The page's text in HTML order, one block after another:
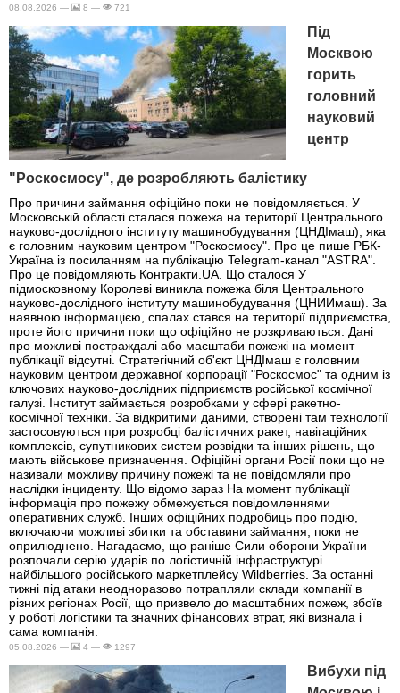
08.08.2026 — 8 — 721
Під
Москвою
горить
головний
науковий
центр
"Роскосмосу", де розробляють балістику
Про причини займання офіційно поки не повідомляється. У
Московській області сталася пожежа на території Центрального
науково-дослідного інституту машинобудування (ЦНДІмаш), яка
є головним науковим центром "Роскосмосу". Про це пише РБК-
Україна із посиланням на публікацію Telegram-канал "ASTRA".
Про це повідомляють Контракти.UA. Що сталося У
підмосковному Королеві виникла пожежа біля Центрального
науково-дослідного інституту машинобудування (ЦНИИмаш). За
наявною інформацією, спалах стався на території підприємства,
проте його причини поки що офіційно не розкриваються. Дані
про можливі постраждалі або масштаби пожежі на момент
публікації відсутні. Стратегічний об'єкт ЦНДІмаш є головним
науковим центром державної корпорації "Роскосмос" та одним із
ключових науково-дослідних підприємств російської космічної
галузі. Інститут займається розробками у сфері ракетно-
космічної техніки. За відкритими даними, створені там технології
застосовуються при розробці балістичних ракет, навігаційних
комплексів, супутникових систем розвідки та інших рішень, що
мають військове призначення. Офіційні органи Росії поки що не
називали можливу причину пожежі та не повідомляли про
наслідки інциденту. Що відомо зараз На момент публікації
інформація про пожежу обмежується повідомленнями
оперативних служб. Інших офіційних подробиць про подію,
включаючи можливі збитки та обставини займання, поки не
оприлюднено. Нагадаємо, що раніше Сили оборони України
розпочали серію ударів по логістичній інфраструктурі
найбільшого російського маркетплейсу Wildberries. За останні
тижні під атаки неодноразово потрапляли склади компанії в
різних регіонах Росії, що призвело до масштабних пожеж, збоїв
у роботі логістики та значних фінансових втрат, які визнала і
сама компанія.
05.08.2026 — 4 — 1297
Вибухи під